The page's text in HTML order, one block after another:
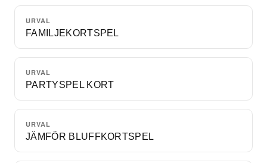
URVAL
FAMILJEKORTSPEL
URVAL
PARTYSPEL KORT
URVAL
JÄMFÖR BLUFFKORTSPEL